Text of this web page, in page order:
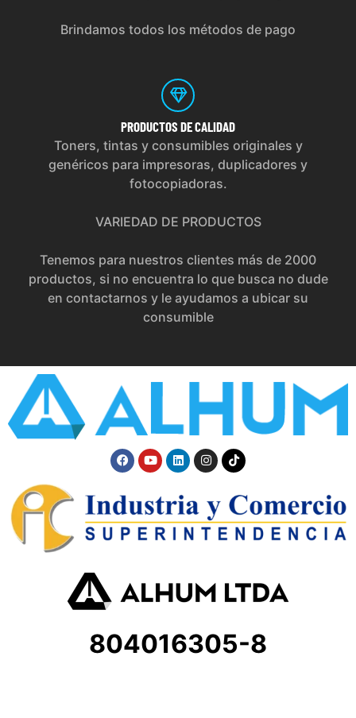
Brindamos todos los métodos de pago
PRODUCTOS DE CALIDAD
Toners, tintas y consumibles originales y
genéricos para impresoras, duplicadores y
fotocopiadoras.
VARIEDAD DE PRODUCTOS
Tenemos para nuestros clientes más de 2000
productos, si no encuentra lo que busca no dude
en contactarnos y le ayudamos a ubicar su
consumible
804016305-8